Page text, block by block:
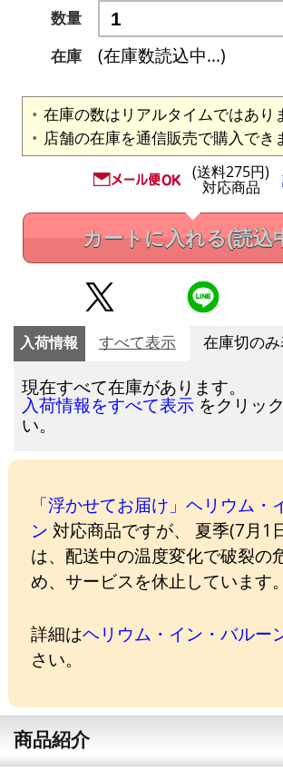
数量
在庫
(在庫数読込中...)
在庫の数はリアルタイムではあり
店舗の在庫を通信販売で購入でき
(送料275円)
対応商品
カートに入れる(読込
入荷情報 すべて表示 在庫切の
現在すべて在庫があります。
入荷情報をすべて表示 をクリッ
い。
「浮かせてお届け」ヘリウム・
ン 対応商品ですが、 夏季(7月1
は、配送中の温度変化で破裂の
め、サービスを休止しています。
詳細はヘリウム・イン・バルー
さい。
商品紹介